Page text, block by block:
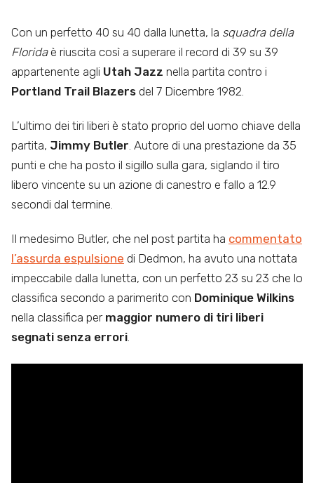
Con un perfetto 40 su 40 dalla lunetta, la squadra della
Floridaè riuscita così a superare il record di 39 su 39
appartenente agli Utah Jazz nella partita contro i
Portland Trail Blazers del 7 Dicembre 1982.
L’ultimo dei tiri liberi è stato proprio del uomo chiave della
partita, Jimmy Butler. Autore di una prestazione da 35
punti e che ha posto il sigillo sulla gara, siglando il tiro
libero vincente su un azione di canestro e fallo a 12.9
secondi dal termine.
Il medesimo Butler, che nel post partita ha commentato
l’assurda espulsione di Dedmon, ha avuto una nottata
impeccabile dalla lunetta, con un perfetto 23 su 23 che lo
classifica secondo a parimerito con Dominique Wilkins
nella classifica per maggior numero di tiri liberi
segnati senza errori